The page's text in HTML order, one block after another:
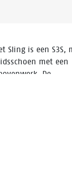
Sling is een S3S,
met een
De